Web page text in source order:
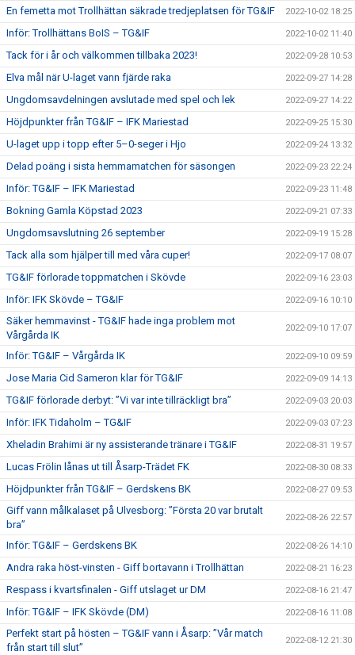
En femetta mot Trollhättan säkrade tredjeplatsen för TG&IF 2022-10-02 18:25
Inför: Trollhättans BoIS – TG&IF 2022-10-02 11:40
Tack för i år och välkommen tillbaka 2023! 2022-09-28 10:53
Elva mål när U-laget vann fjärde raka 2022-09-27 14:28
Ungdomsavdelningen avslutade med spel och lek 2022-09-27 14:22
Höjdpunkter från TG&IF – IFK Mariestad 2022-09-25 15:30
U-laget upp i topp efter 5–0-seger i Hjo 2022-09-24 13:32
Delad poäng i sista hemmamatchen för säsongen 2022-09-23 22:24
Inför: TG&IF – IFK Mariestad 2022-09-23 11:48
Bokning Gamla Köpstad 2023 2022-09-21 07:33
Ungdomsavslutning 26 september 2022-09-19 15:28
Tack alla som hjälper till med våra cuper! 2022-09-17 08:07
TG&IF förlorade toppmatchen i Skövde 2022-09-16 23:03
Inför: IFK Skövde – TG&IF 2022-09-16 10:10
Säker hemmavinst - TG&IF hade inga problem mot
Vårgårda IK
2022-09-10 17:07
Inför: TG&IF – Vårgårda IK 2022-09-10 09:59
Jose Maria Cid Sameron klar för TG&IF 2022-09-09 14:13
TG&IF förlorade derbyt: ”Vi var inte tillräckligt bra” 2022-09-03 20:03
Inför: IFK Tidaholm – TG&IF 2022-09-03 07:23
Xheladin Brahimi är ny assisterande tränare i TG&IF 2022-08-31 19:57
Lucas Frölin lånas ut till Åsarp-Trädet FK 2022-08-30 08:33
Höjdpunkter från TG&IF – Gerdskens BK 2022-08-27 09:53
Giff vann målkalaset på Ulvesborg: ”Första 20 var brutalt
bra”
2022-08-26 22:57
Inför: TG&IF – Gerdskens BK 2022-08-26 14:10
Andra raka höst-vinsten - Giff bortavann i Trollhättan 2022-08-21 16:23
Respass i kvartsfinalen - Giff utslaget ur DM 2022-08-16 21:47
Inför: TG&IF – IFK Skövde (DM) 2022-08-16 11:08
Perfekt start på hösten – TG&IF vann i Åsarp: ”Vår match
från start till slut”
2022-08-12 21:30